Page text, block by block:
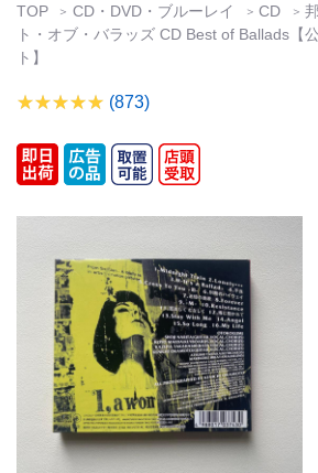
TOP CD・DVD・ブルーレイ CD
ト・オブ・バラッズ CD Best of Ballads【
ト】
(873)